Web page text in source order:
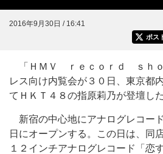
2016年9月30日 / 16:41
ポス
「ＨＭＶ ｒｅｃｏｒｄ ｓｈ
レス向け内覧会が３０日、東京都
てＨＫＴ４８の指原莉乃が登壇した
新宿の中心地にアナログレコー
日にオープンする。この日は、同
１２インチアナログレコード「恋